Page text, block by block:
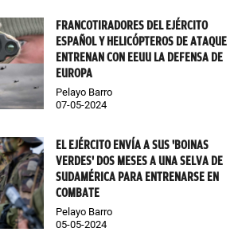
FRANCOTIRADORES DEL EJÉRCITO
ESPAÑOL Y HELICÓPTEROS DE ATAQUE
ENTRENAN CON EEUU LA DEFENSA DE
EUROPA
Pelayo Barro
07-05-2024
EL EJÉRCITO ENVÍA A SUS 'BOINAS
VERDES' DOS MESES A UNA SELVA DE
SUDAMÉRICA PARA ENTRENARSE EN
COMBATE
Pelayo Barro
05-05-2024